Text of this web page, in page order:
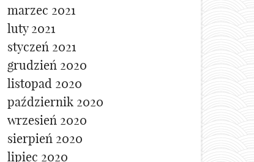
marzec 2021
luty 2021
styczeń 2021
grudzień 2020
listopad 2020
październik 2020
wrzesień 2020
sierpień 2020
lipiec 2020